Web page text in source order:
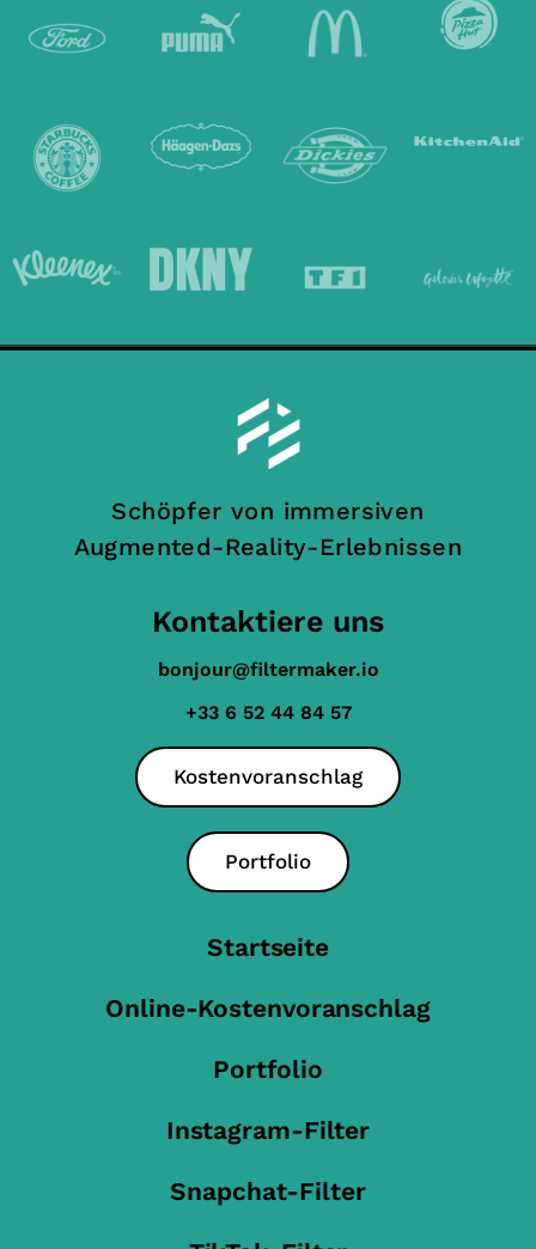
Schöpfer von immersiven
Augmented-Reality-Erlebnissen
Kontaktiere uns
bonjour@filtermaker.io
+33 6 52 44 84 57
Kostenvoranschlag
Portfolio
Startseite
Online-Kostenvoranschlag
Portfolio
Instagram-Filter
Snapchat-Filter